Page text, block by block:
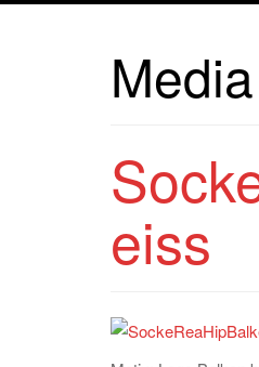
eiss